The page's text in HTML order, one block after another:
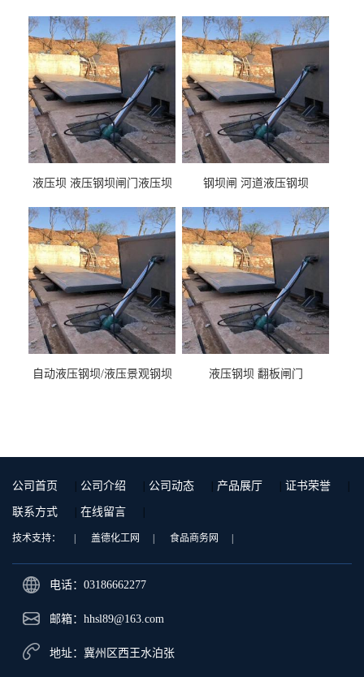
液压坝 液压钢坝闸门液压坝
钢坝闸 河道液压钢坝
自动液压钢坝/液压景观钢坝 液压钢坝 翻板闸门
公司首页 | 公司介绍 | 公司动态 | 产品展厅 | 证书荣誉 |
联系方式 | 在线留言 |
技术支持： | 盖德化工网 | 食品商务网 |
电话：03186662277
邮箱：hhsl89@163.com
地址：冀州区西王水泊张